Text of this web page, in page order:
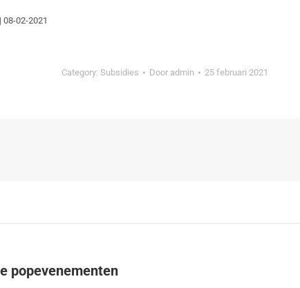
08-02-2021
Category: Subsidies Door admin 25 februari 2021
popevenementen